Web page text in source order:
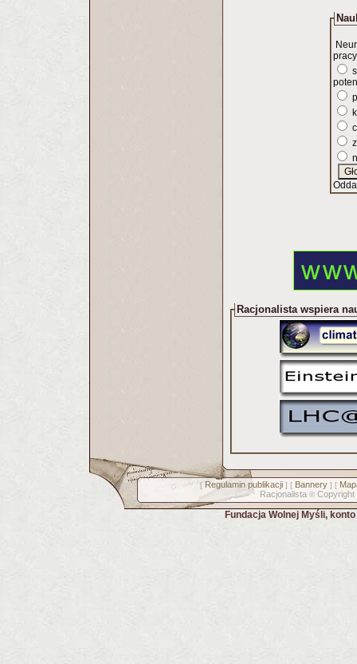
Racjonalista wspiera
[ Regulamin publikacji] [ Bannery] [
Racjonalista © Copyright
Fundacja Wolnej Myśli,